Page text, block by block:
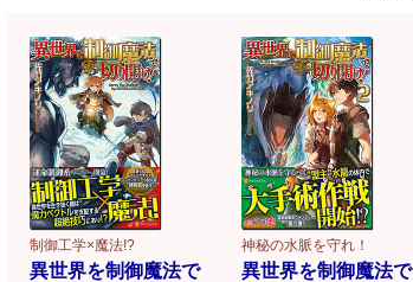
制御工学×魔法!?
異世界を制御魔法で
神秘の水脈を守れ！
異世界を制御魔法で